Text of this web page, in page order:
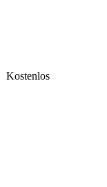
Kostenlos